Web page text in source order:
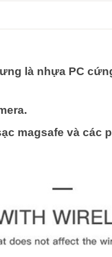
là nhựa PC
magsafe và các